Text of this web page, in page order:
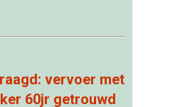
vervoer met
60jr getrouwd